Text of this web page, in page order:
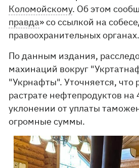
Коломойскому. Об этом
правда» со ссылкой на
правоохранительных органах.
По данным издания,
махинаций вокруг
"Укрнафты". Уточняется, что
растрате нефтепродуктов на
уклонении от уплаты
огромные суммы.